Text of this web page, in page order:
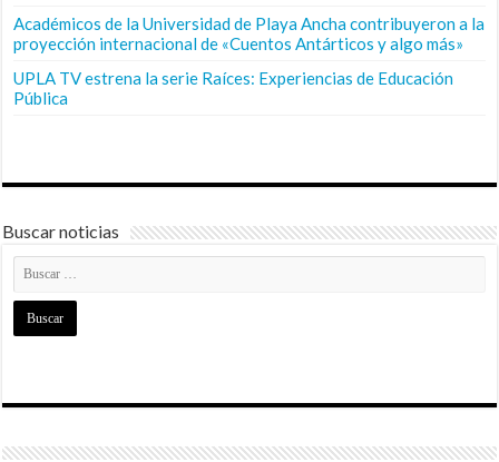
Académicos de la Universidad de Playa Ancha contribuyeron a la
proyección internacional de «Cuentos Antárticos y algo más»
UPLA TV estrena la serie Raíces: Experiencias de Educación
Pública
Buscar noticias